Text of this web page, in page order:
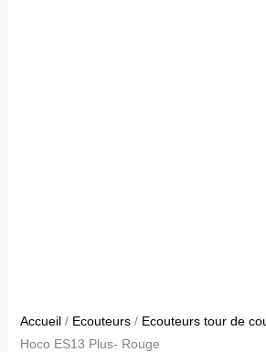
Accueil/ Ecouteurs/ Ecouteurs tour de
Hoco ES13 Plus- Rouge